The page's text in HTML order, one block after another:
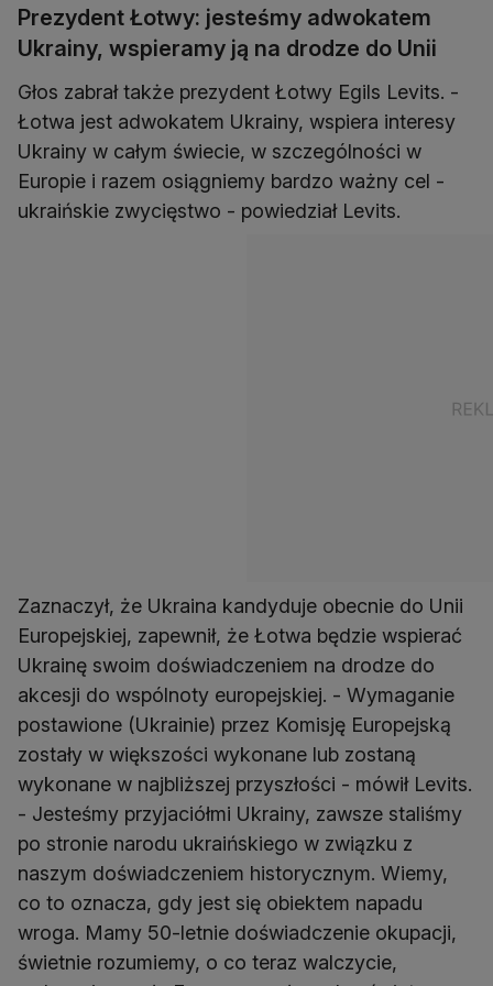
Prezydent Łotwy: jesteśmy adwokatem
Ukrainy, wspieramy ją na drodze do Unii
Głos zabrał także prezydent Łotwy Egils Levits. -
Łotwa jest adwokatem Ukrainy, wspiera interesy
Ukrainy w całym świecie, w szczególności w
Europie i razem osiągniemy bardzo ważny cel -
ukraińskie zwycięstwo - powiedział Levits.
Zaznaczył, że Ukraina kandyduje obecnie do Unii
Europejskiej, zapewnił, że Łotwa będzie wspierać
Ukrainę swoim doświadczeniem na drodze do
akcesji do wspólnoty europejskiej. - Wymaganie
postawione (Ukrainie) przez Komisję Europejską
zostały w większości wykonane lub zostaną
wykonane w najbliższej przyszłości - mówił Levits.
- Jesteśmy przyjaciółmi Ukrainy, zawsze staliśmy
po stronie narodu ukraińskiego w związku z
naszym doświadczeniem historycznym. Wiemy,
co to oznacza, gdy jest się obiektem napadu
wroga. Mamy 50-letnie doświadczenie okupacji,
świetnie rozumiemy, o co teraz walczycie,